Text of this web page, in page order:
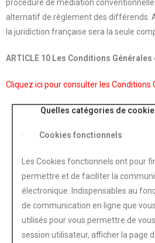
procédure de médiation
alternatif de règlement des différends.
la juridiction française sera la seule
ARTICLE 10 Les Conditions Générales
Cliquez ici pour consulter les Conditions
Quelles catégories de
· Cookies fonctionnels
Les Cookies fonctionnels ont pour
permettre et de faciliter la
électronique. Indispensables au
de communication en ligne que
utilisés pour vous permettre de
session utilisateur, afficher la page